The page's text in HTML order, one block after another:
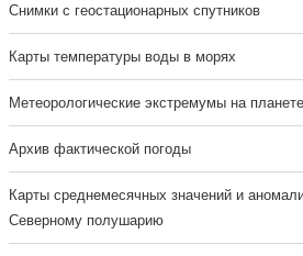
Cнимки с геостационарных спутников
Карты температуры воды в морях
Метеорологические экстремумы на планете
Архив фактической погоды
Карты среднемесячных значений и
Северному полушарию